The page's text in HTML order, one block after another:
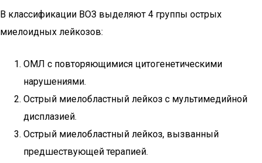
В классификации ВОЗ выделяют 4 группы острых
миелоидных лейкозов:
ОМЛ с повторяющимися цитогенетическими
нарушениями.
Острый миелобластный лейкоз с мультимедийной
дисплазией.
Острый миелобластный лейкоз, вызванный
предшествующей терапией.